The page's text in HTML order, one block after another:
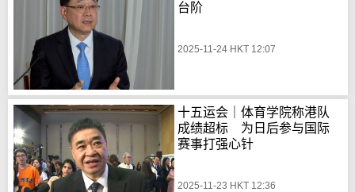
台阶
2025-11-24 HKT 12:07
十五运会｜体育学院称港队
成绩超标 为日后参与国际
赛事打强心针
2025-11-23 HKT 12:36